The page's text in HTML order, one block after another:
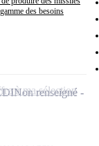
des besoins
Non renseigné
à ma sélection